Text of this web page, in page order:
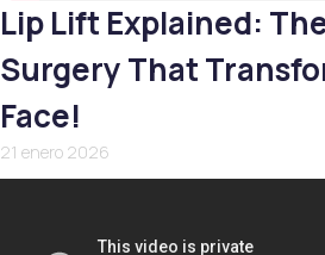
Lip Lift Explained:
Surgery That
Face!
21 enero 2026